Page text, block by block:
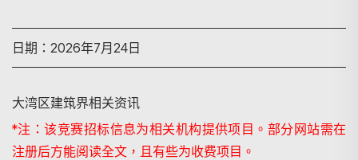
日期：2026年7月24日
大湾区建筑界相关资讯
*注：该竞赛招标信息为相关机构提供项目。部分网站需在
注册后方能阅读全文，且有些为收费项目。